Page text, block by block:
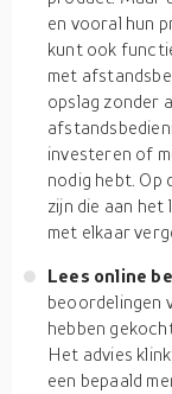
en vooral hun
kunt ook
met
opslag zonder
investeren of
nodig hebt. Op
zijn die aan
met elkaar
Lees online
beoordelingen
hebben
Het advies
een bepaald